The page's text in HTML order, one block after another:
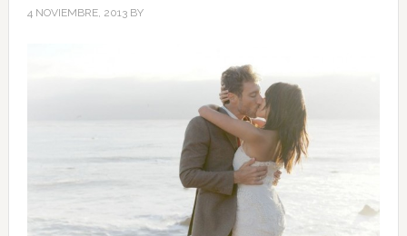
4 NOVIEMBRE, 2013BY